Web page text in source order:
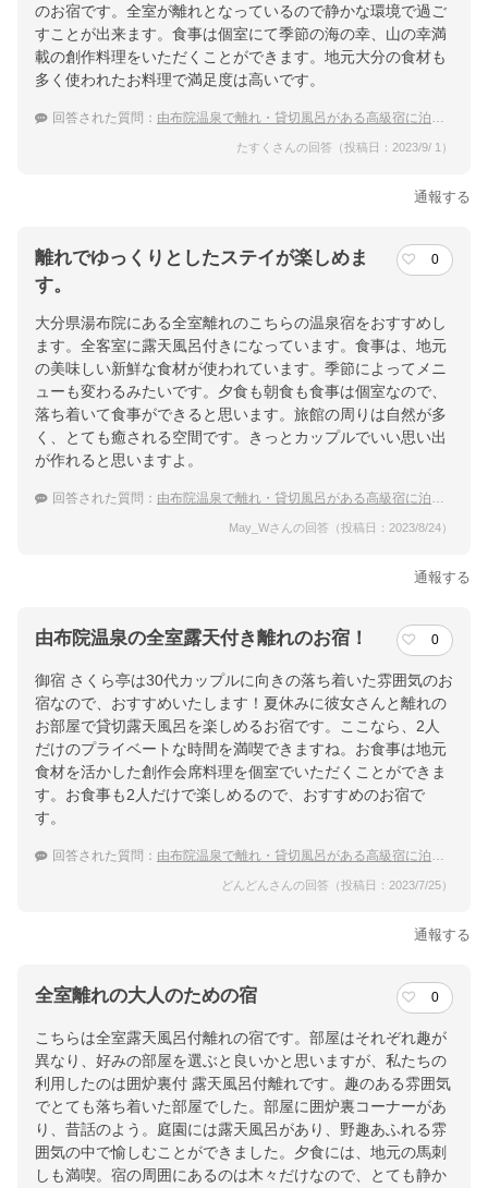
のお宿です。全室が離れとなっているので静かな環境で過ご
すことが出来ます。食事は個室にて季節の海の幸、山の幸満
載の創作料理をいただくことができます。地元大分の食材も
多く使われたお料理で満足度は高いです。
回答された質問： 由布院温泉で離れ・貸切風呂がある高級宿に泊まりたい
たすくさんの回答（投稿日：2023/9/ 1）
通報する
離れでゆっくりとしたステイが楽しめま
す。
0
大分県湯布院にある全室離れのこちらの温泉宿をおすすめし
ます。全客室に露天風呂付きになっています。食事は、地元
の美味しい新鮮な食材が使われています。季節によってメニ
ューも変わるみたいです。夕食も朝食も食事は個室なので、
落ち着いて食事ができると思います。旅館の周りは自然が多
く、とても癒される空間です。きっとカップルでいい思い出
が作れると思いますよ。
回答された質問： 由布院温泉で離れ・貸切風呂がある高級宿に泊まりたい
May_Wさんの回答（投稿日：2023/8/24）
通報する
由布院温泉の全室露天付き離れのお宿！ 0
御宿 さくら亭は30代カップルに向きの落ち着いた雰囲気のお
宿なので、おすすめいたします！夏休みに彼女さんと離れの
お部屋で貸切露天風呂を楽しめるお宿です。ここなら、2人
だけのプライベートな時間を満喫できますね。お食事は地元
食材を活かした創作会席料理を個室でいただくことができま
す。お食事も2人だけで楽しめるので、おすすめのお宿で
す。
回答された質問： 由布院温泉で離れ・貸切風呂がある高級宿に泊まりたい
どんどんさんの回答（投稿日：2023/7/25）
通報する
全室離れの大人のための宿 0
こちらは全室露天風呂付離れの宿です。部屋はそれぞれ趣が
異なり、好みの部屋を選ぶと良いかと思いますが、私たちの
利用したのは囲炉裏付 露天風呂付離れです。趣のある雰囲気
でとても落ち着いた部屋でした。部屋に囲炉裏コーナーがあ
り、昔話のよう。庭園には露天風呂があり、野趣あふれる雰
囲気の中で愉しむことができました。夕食には、地元の馬刺
しも満喫。宿の周囲にあるのは木々だけなので、とても静か